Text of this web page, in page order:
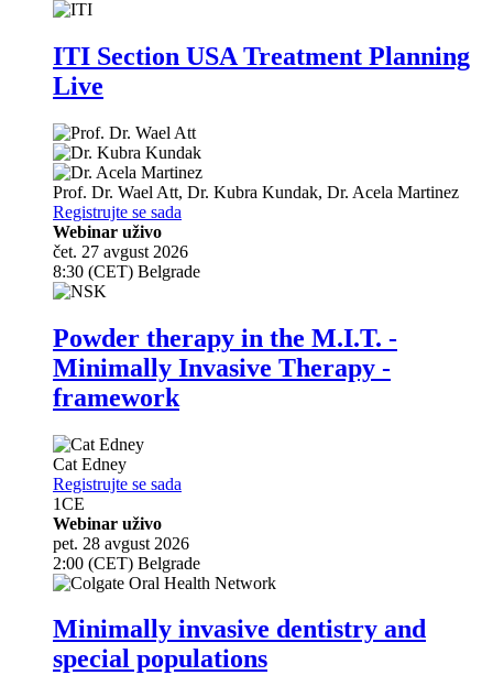
ITI Section USA Treatment Planning
Live
Prof. Dr. Wael Att, Dr. Kubra Kundak, Dr. Acela Martinez
Registrujte se sada
Webinar uživo
čet. 27 avgust 2026
8:30 (CET) Belgrade
Powder therapy in the M.I.T. -
Minimally Invasive Therapy -
framework
Cat Edney
Registrujte se sada
1CE
Webinar uživo
pet. 28 avgust 2026
2:00 (CET) Belgrade
Minimally invasive dentistry and
special populations